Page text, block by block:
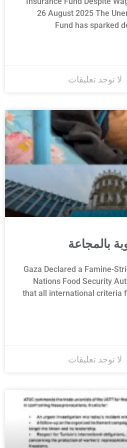
26 August 2025 The
Fund has sparked
لا توجد تعليقات
بالمجاعة
Gaza Declared a Famine-
Nations Food Security
that all international criteria
لا توجد تعليقات